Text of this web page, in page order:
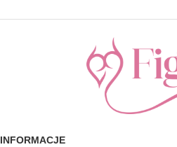
INFORMACJE